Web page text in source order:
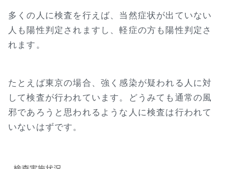
多くの人に検査を行えば、当然症状が出ていない
人も陽性判定されますし、軽症の方も陽性判定さ
れます。
たとえば東京の場合、強く感染が疑われる人に対
して検査が行われています。どうみても通常の風
邪であろうと思われるような人に検査は行われて
いないはずです。